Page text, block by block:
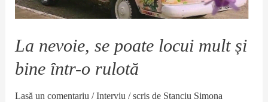
La nevoie, se poate locui mult și
bine într-o rulotă
Lasă un comentariu /Interviu / scris de Stanciu Simona